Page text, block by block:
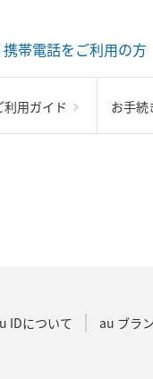
帯電話をご利用の方
用ガイド お手続
IDについて au ブラ